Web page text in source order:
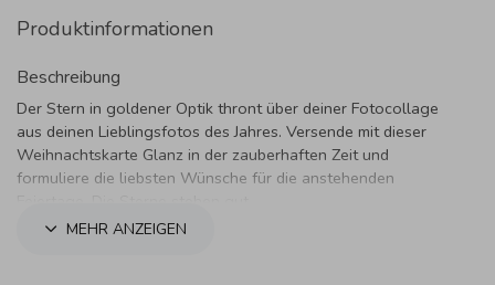
Produktinformationen
Beschreibung
Der Stern in goldener Optik thront über deiner Fotocollage
aus deinen Lieblingsfotos des Jahres. Versende mit dieser
Weihnachtskarte Glanz in der zauberhaften Zeit und
formuliere die liebsten Wünsche für die anstehenden
MEHR ANZEIGEN